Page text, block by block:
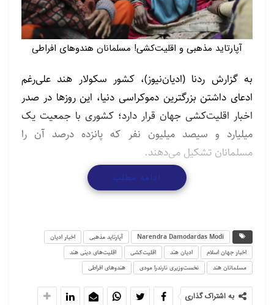
آپارتاید مذهبی و اقلیت‌کشی! مسلمانان هندوهای افراطی
به گزارش ردنا (ادیان‌نیوز)، کشور سکولار هند علی‌رغم
ادعای داشتن بزرگترین دموکراسی دنیا، این روزها در صدر
اخبار اقلیت‌کشی جهان قرار دارد؛ کشوری با جمعیت یک
میلیارد و سیصد میلیون نفر که پانزده درصد آن را
مسلمانان تشکیل می‌دهند.
مسلمانانی که هربار طعمه گرایشات متعصبانه هندوهای
تندرو (هندوتوا) بوده‌اند؛ یکی از این اتفاقات به کشتار
این حادثه از مقصر دانستن مسلمانان در پی آتش‌سوزی
قطار حامل ۵۹ هندو زده شد، اتهامی که بعدا نه تنها ثابت
نشد، بلکه مسلمانان نیز بیگناه دانسته شدند ولی همین
یک اشتباه کوچک به کشته‌شدن حدود ۱۰۰۰ نفر در این
ادامه مطلب
Narendra Damodardas Modi آپارتاید مذهبی
اخبار ادیان
اخبار جهان اسلام
ادیان هند اقلیت‌کشی
اقلیت‌های دینی هند
مسلمانان هند
نخست‌وزیری نارندرا مودی هندوهای افراطی
به اشتراک گذاری